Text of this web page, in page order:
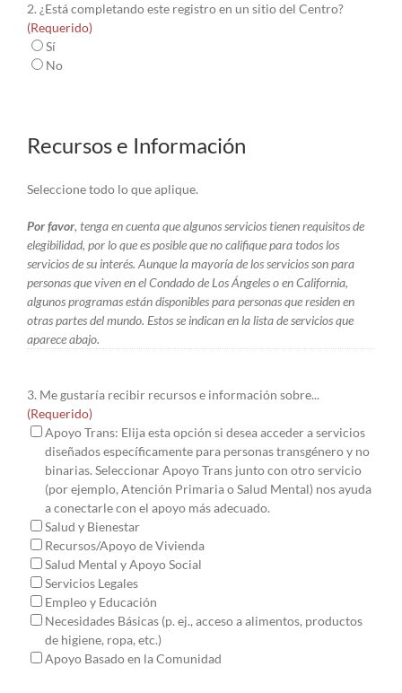
2. ¿Está completando este registro en un sitio del Centro?
(Requerido)
Sí
No
Recursos e Información
Seleccione todo lo que aplique.
Por favor, tenga en cuenta que algunos servicios tienen requisitos de
elegibilidad, por lo que es posible que no califique para todos los
servicios de su interés. Aunque la mayoría de los servicios son para
personas que viven en el Condado de Los Ángeles o en California,
algunos programas están disponibles para personas que residen en
otras partes del mundo. Estos se indican en la lista de servicios que
aparece abajo.
3. Me gustaría recibir recursos e información sobre...
(Requerido)
Apoyo Trans: Elija esta opción si desea acceder a servicios
diseñados específicamente para personas transgénero y no
binarias. Seleccionar Apoyo Trans junto con otro servicio
(por ejemplo, Atención Primaria o Salud Mental) nos ayuda
a conectarle con el apoyo más adecuado.
Salud y Bienestar
Recursos/Apoyo de Vivienda
Salud Mental y Apoyo Social
Servicios Legales
Empleo y Educación
Necesidades Básicas (p. ej., acceso a alimentos, productos
de higiene, ropa, etc.)
Apoyo Basado en la Comunidad